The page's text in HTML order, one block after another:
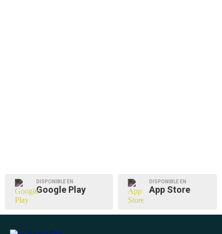
DISPONIBLE EN
Google Play
DISPONIBLE EN
App Store